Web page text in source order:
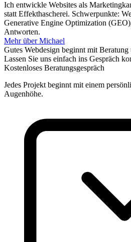
Ich entwickle Websites als
statt Effekthascherei. Schwerpunkte:
Generative Engine Optimization
Antworten.
Mehr über Michael
Gutes Webdesign beginnt mit
Lassen Sie uns einfach ins Gespräch
Kostenloses Beratungsgespräch
Jedes Projekt beginnt mit einem
Augenhöhe.